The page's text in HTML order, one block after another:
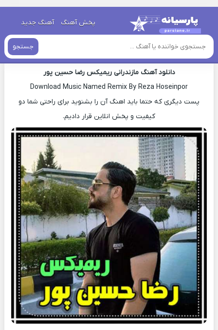
پخش آهنگ آهنگ جدید
جستجو
خانه » آهنگ های مازنی»
اهنگ مازنی رضا حسین پور ریمیکس
دانلود آهنگ مازندرانی ریمیکس رضا حسین پور
Download Music Named Remix By Reza Hoseinpor
پست دیگری که حتما باید اهنگ آن را بشنوید برای راحتی شما دو
کیفیت و پخش انلاین قرار دادیم.